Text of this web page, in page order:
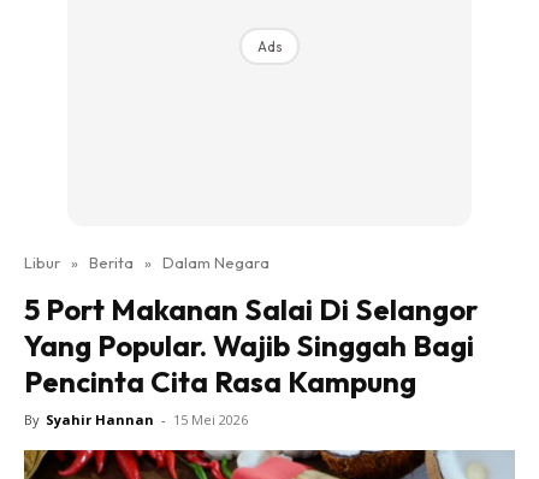
Ads
Libur » Berita » Dalam Negara
5 Port Makanan Salai Di Selangor
Yang Popular. Wajib Singgah Bagi
Pencinta Cita Rasa Kampung
By Syahir Hannan - 15 Mei 2026